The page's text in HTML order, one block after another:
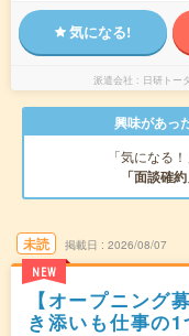
気になる!
派遣会社 日研トー
興味があっ
「気になる
「面談確約
未読
NEW
掲載日 2026/08/07
【オープニング
き添いも仕事の1